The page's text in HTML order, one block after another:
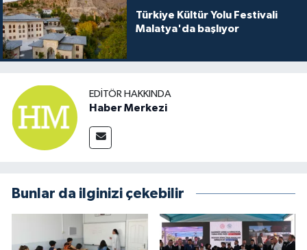
Türkiye Kültür Yolu Festivali
Malatya'da başlıyor
EDITÖR HAKKINDA
Haber Merkezi
Bunlar da ilginizi çekebilir